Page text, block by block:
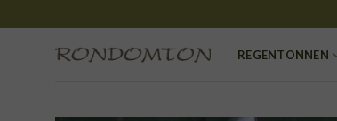
to
REGENTONNEN